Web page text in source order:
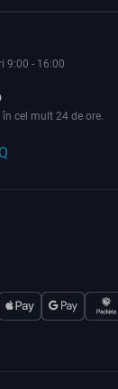
9:00 - 16:00
cel mult 24 de ore.